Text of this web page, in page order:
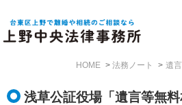
HOME 法務ノート 遺
浅草公証役場「遺言等無料